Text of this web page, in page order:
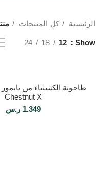
الرئيسية كل المنتجات
Show
12
18
24
Chestnut X
1.349 ر.س